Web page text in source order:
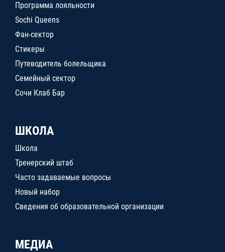
Программа лояльности
Sochi Queens
Фан-сектор
Стикеры
Путеводитель болельщика
Семейный сектор
Сочи Клаб Бар
ШКОЛА
Школа
Тренерский штаб
Часто задаваемые вопросы
Новый набор
Сведения об образовательной организации
МЕДИА